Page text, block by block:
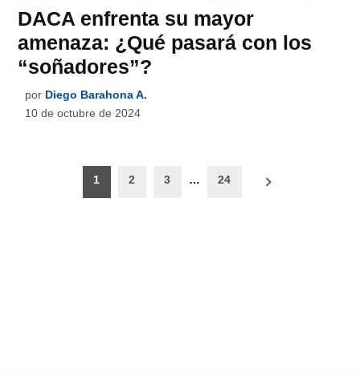
DACA enfrenta su mayor
amenaza: ¿Qué pasará con los
“soñadores”?
por Diego Barahona A.
10 de octubre de 2024
Paginación
1 2 3 … 24